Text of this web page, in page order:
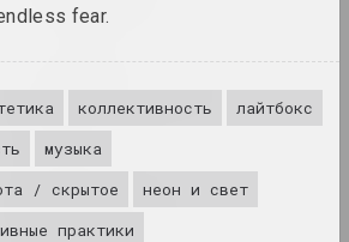
2024, фотография, инсталляция
Безопасность ребенка
Елена Рабкина
Белорусская мечта
2024, инсталляция
fear.
коллективность
лайтбокс
музыка
/ скрытое
неон и свет
практики